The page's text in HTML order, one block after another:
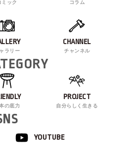
ミック コラム
ラリー
CHANNEL
チャンネル
の底力
PROJECT
自分らしく生きる
YOUTUBE